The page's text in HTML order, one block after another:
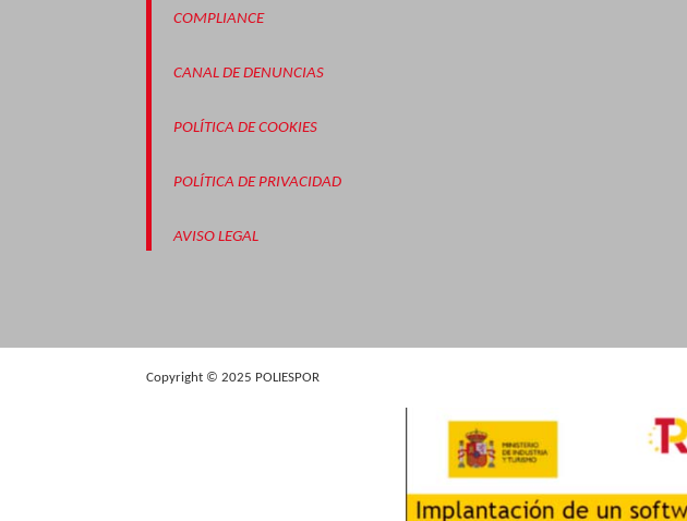
COMPLIANCE
CANAL DE DENUNCIAS
POLÍTICA DE COOKIES
POLÍTICA DE PRIVACIDAD
AVISO LEGAL
Copyright © 2025 POLIESPOR